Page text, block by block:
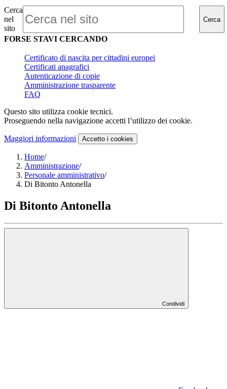
Cerca
nel
sito
Cerca
FORSE STAVI CERCANDO
Certificato di nascita per cittadini europei
Certificati anagrafici
Autenticazione di copie
Amministrazione trasparente
FAQ
Questo sito utilizza cookie tecnici.
Proseguendo nella navigazione accetti l’utilizzo dei cookie.
Maggiori informazioni Accetto i cookies
Home/
Amministrazione/
Personale amministrativo/
Di Bitonto Antonella
Di Bitonto Antonella
Condividi